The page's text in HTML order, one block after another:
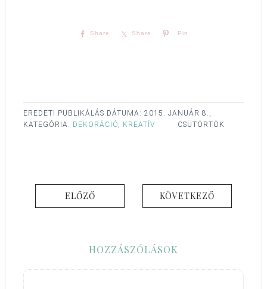
Share Share Pin
EREDETI PUBLIKÁLÁS DÁTUMA: 2015. JANUÁR 8.,
CSÜTÖRTÖK
KATEGÓRIA: DEKORÁCIÓ, KREATÍV
ELŐZŐ KÖVETKEZŐ
HOZZÁSZÓLÁSOK